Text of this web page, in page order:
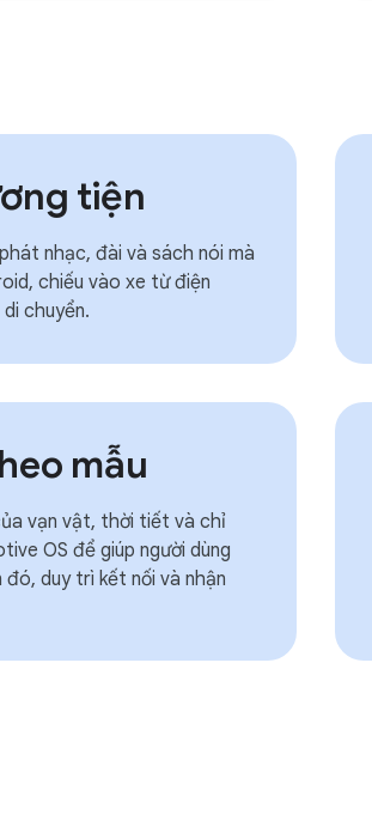
tiện
nhạc, đài và sách nói mà
chiếu vào xe từ điện
chuyển.
mẫu
vạn vật, thời tiết và chỉ
OS để giúp người dùng
duy trì kết nối và nhận